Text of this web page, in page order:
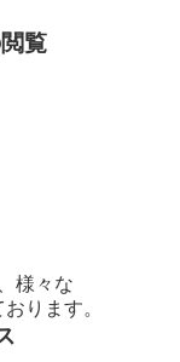
覧
様々な
ります。